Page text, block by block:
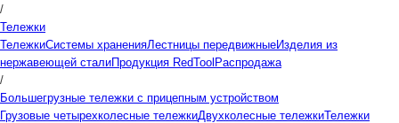
/
Тележки
ТележкиСистемы храненияЛестницы передвижныеИзделия из
нержавеющей сталиПродукция RedTool Распродажа
/
Большегрузные тележки с прицепным устройством
Грузовые четырехколесные тележкиДвухколесные тележкиТележки